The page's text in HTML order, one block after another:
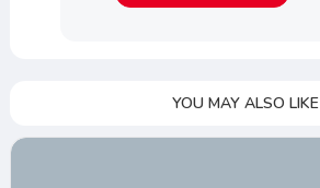
YOU MAY ALSO LIKE